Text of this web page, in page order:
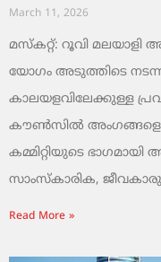
March 11, 2026
മസ്കറ്റ്: റൂവി
യോഗം അടുത്തിടെ
കാലയളവിലേക്കുള്ള
കൗൺസിൽ
കമ്മിറ്റിയുടെ
സാംസ്‌കാരിക,
Read More »